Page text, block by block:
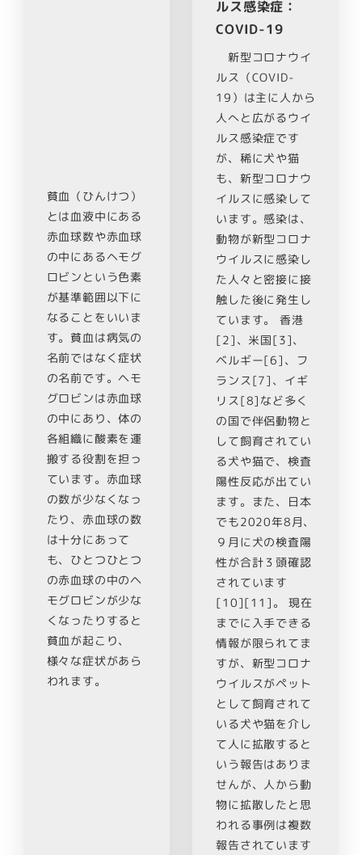
貧血（ひんけつ）
とは血液中にある
赤血球数や赤血球
の中にあるヘモグ
ロビンという色素
が基準範囲以下に
なることをいいま
す。貧血は病気の
名前ではなく症状
の名前です。ヘモ
グロビンは赤血球
の中にあり、体の
各組織に酸素を運
搬する役割を担っ
ています。赤血球
の数が少なくなっ
たり、赤血球の数
は十分にあって
も、ひとつひとつ
の赤血球の中のヘ
モグロビンが少な
くなったりすると
貧血が起こり、
様々な症状があら
われます。
ルス感染症：
COVID-19
新型コロナウイ
ルス（COVID-
19）は主に人から
人へと広がるウイ
ルス感染症です
が、稀に犬や猫
も、新型コロナウ
イルスに感染して
います。感染は、
動物が新型コロナ
ウイルスに感染し
た人々と密接に接
触した後に発生し
ています。 香港
[2]、米国[3]、
ベルギー[6]、フ
ランス[7]、イギ
リス[8]など多く
の国で伴侶動物と
して飼育されてい
る犬や猫で、検査
陽性反応が出てい
ます。また、日本
でも2020年8月、
９月に犬の検査陽
性が合計３頭確認
されています
[10][11]。 現在
までに入手できる
情報が限られてま
すが、新型コロナ
ウイルスがペット
として飼育されて
いる犬や猫を介し
て人に拡散すると
いう報告はありま
せんが、人から動
物に拡散したと思
われる事例は複数
報告されています